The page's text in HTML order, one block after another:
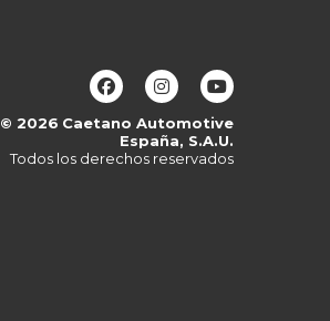
© 2026 Caetano Automotive
España, S.A.U.
Todos los derechos reservados